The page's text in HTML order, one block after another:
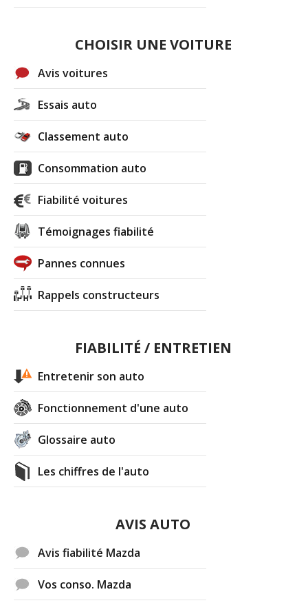
CHOISIR UNE VOITURE
Avis voitures
Essais auto
Classement auto
Consommation auto
Fiabilité voitures
Témoignages fiabilité
Pannes connues
Rappels constructeurs
FIABILITÉ / ENTRETIEN
Entretenir son auto
Fonctionnement d'une auto
Glossaire auto
Les chiffres de l'auto
AVIS AUTO
Avis fiabilité Mazda
Vos conso. Mazda